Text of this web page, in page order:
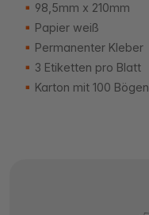
98,5mm x 210mm
Papier weiß
Permanenter Kleber
3 Etiketten pro Blatt
Karton mit 100 Bögen